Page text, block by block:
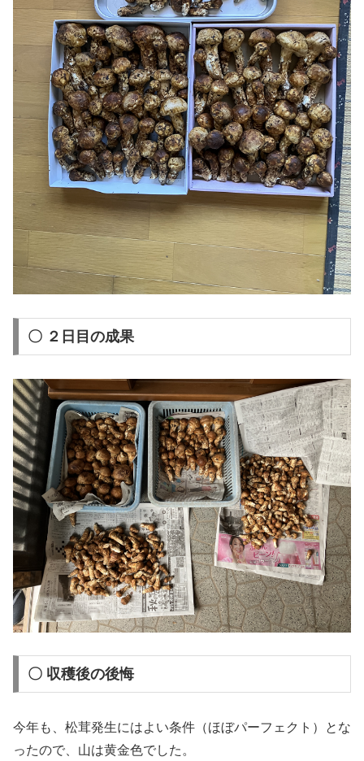
〇 ２日目の成果
〇 収穫後の後悔
今年も、松茸発生にはよい条件（ほぼパーフェクト）とな
ったので、山は黄金色でした。